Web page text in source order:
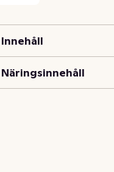
Innehåll
Näringsinnehåll